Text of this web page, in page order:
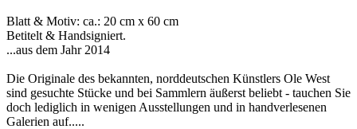
Blatt & Motiv: ca.: 20 cm x 60 cm
Betitelt & Handsigniert.
...aus dem Jahr 2014
Die Originale des bekannten, norddeutschen Künstlers Ole West
sind gesuchte Stücke und bei Sammlern äußerst beliebt - tauchen Sie
doch lediglich in wenigen Ausstellungen und in handverlesenen
Galerien auf.....